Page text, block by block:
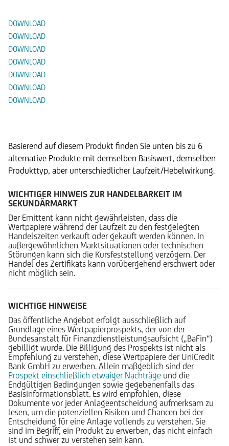
DOWNLOAD
DOWNLOAD
DOWNLOAD
DOWNLOAD
DOWNLOAD
DOWNLOAD
DOWNLOAD
Basierend auf diesem Produkt finden Sie unten bis zu 6
alternative Produkte mit demselben Basiswert, demselben
Produkttyp, aber unterschiedlicher Laufzeit/Hebelwirkung.
WICHTIGER HINWEIS ZUR HANDELBARKEIT IM
SEKUNDÄRMARKT
Der Emittent kann nicht gewährleisten, dass die
Wertpapiere während der Laufzeit zu den festgelegten
Handelszeiten verkauft oder gekauft werden können. In
außergewöhnlichen Marktsituationen oder technischen
Störungen kann sich die Kursfeststellung verzögern. Der
Handel des Zertifikats kann vorübergehend erschwert oder
nicht möglich sein.
WICHTIGE HINWEISE
Das öffentliche Angebot erfolgt ausschließlich auf
Grundlage eines Wertpapierprospekts, der von der
Bundesanstalt für Finanzdienstleistungsaufsicht („BaFin“)
gebilligt wurde. Die Billigung des Prospekts ist nicht als
Empfehlung zu verstehen, diese Wertpapiere der UniCredit
Bank GmbH zu erwerben. Allein maßgeblich sind der
Prospekt einschließlich etwaiger Nachträge und die
Endgültigen Bedingungen sowie gegebenenfalls das
Basisinformationsblatt. Es wird empfohlen, diese
Dokumente vor jeder Anlageentscheidung aufmerksam zu
lesen, um die potenziellen Risiken und Chancen bei der
Entscheidung für eine Anlage vollends zu verstehen. Sie
sind im Begriff, ein Produkt zu erwerben, das nicht einfach
ist und schwer zu verstehen sein kann.